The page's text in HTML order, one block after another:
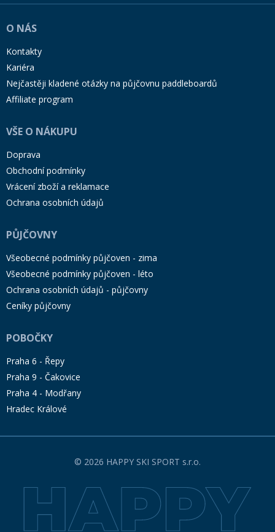
O NÁS
Kontakty
Kariéra
Nejčastěji kladené otázky na půjčovnu paddleboardů
Affiliate program
VŠE O NÁKUPU
Doprava
Obchodní podmínky
Vrácení zboží a reklamace
Ochrana osobních údajů
PŮJČOVNY
Všeobecné podmínky půjčoven - zima
Všeobecné podmínky půjčoven - léto
Ochrana osobních údajů - půjčovny
Ceníky půjčovny
POBOČKY
Praha 6 - Řepy
Praha 9 - Čakovice
Praha 4 - Modřany
Hradec Králové
© 2026 HAPPY SKI SPORT s.r.o.